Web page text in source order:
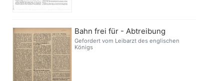
Bahn frei für - Abtreibung
Gefordert vom Leibarzt des englischen
Königs